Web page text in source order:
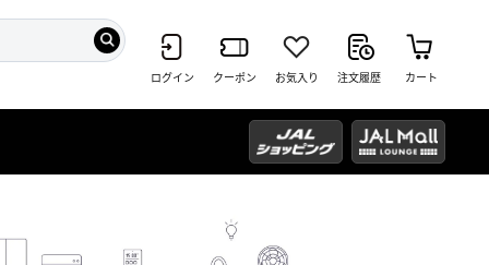
ログイン クーポン お気入り 注文履歴 カート